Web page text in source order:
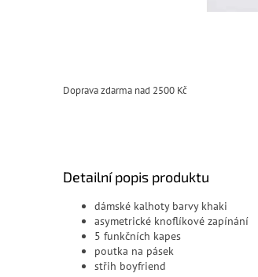
Doprava zdarma nad 2500 Kč
Detailní popis produktu
dámské kalhoty barvy khaki
asymetrické knoflíkové zapínání
5 funkčních kapes
poutka na pásek
střih boyfriend